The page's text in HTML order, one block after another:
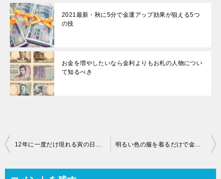
2021最新・秋に5分で金運アップ効果が狙える5つ
の技
お金を増やしたいなら金利よりもお札の人物につい
て知るべき
12年に一度だけ現れる寅の日を知るだけで金運アップは可能 明るい色の服を着るだけで金運が上がるのは自信がつくからです